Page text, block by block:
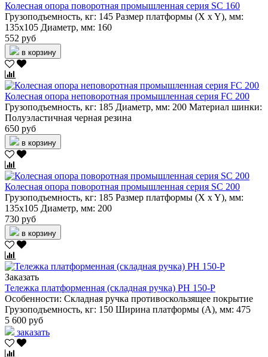
Колесная опора поворотная промышленная серия SC 160
Грузоподъемность, кг: 145 Размер платформы (X x Y), мм:
135х105 Диаметр, мм: 160
552 руб
в корзину
Колесная опора неповоротная промышленная серия FC 200
Грузоподъемность, кг: 185 Диаметр, мм: 200 Материал шинки:
Полуэластичная черная резина
650 руб
в корзину
Колесная опора поворотная промышленная серия SC 200
Грузоподъемность, кг: 185 Размер платформы (X x Y), мм:
135х105 Диаметр, мм: 200
730 руб
в корзину
Заказать
Тележка платформенная (складная ручка) PH 150-P
Особенности: Складная ручка противоскользящее покрытие
Грузоподъемность, кг: 150 Ширина платформы (А), мм: 475
5 600 руб
заказать